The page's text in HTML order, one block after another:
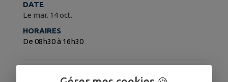
DATE
Le mar. 14 oct.
HORAIRES
De 08h30 à 16h30
Dans le cadre de la 36
édition des Semaines